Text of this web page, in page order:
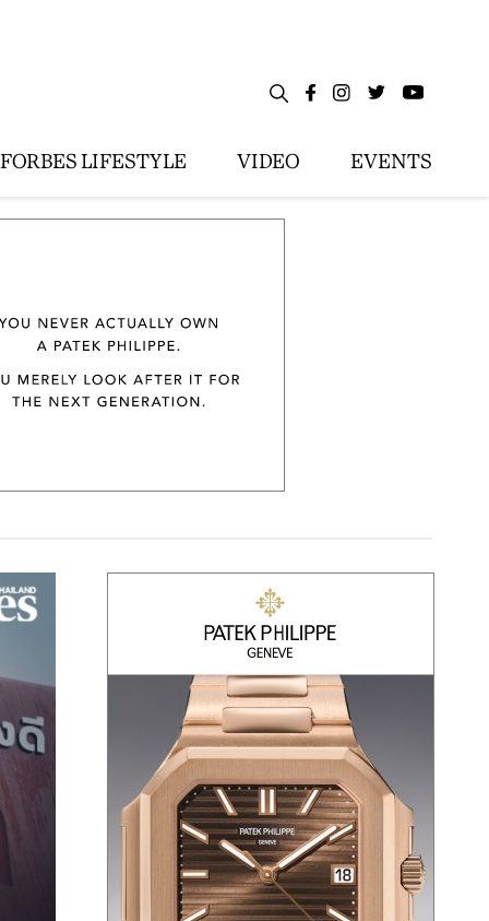
FORBES LIFESTYLE VIDEO EVENTS